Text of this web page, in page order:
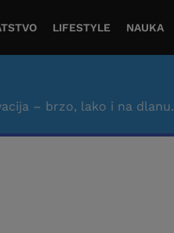
LIFESTYLE NAUKA
– brzo, lako i na dlanu.